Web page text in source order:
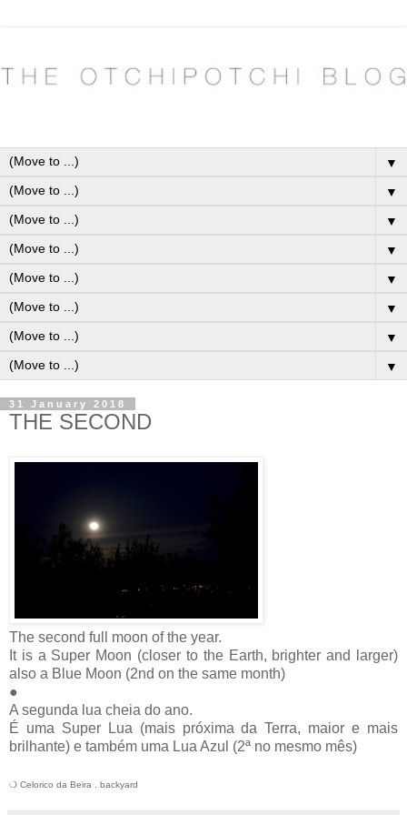
▼
▼
▼
▼
▼
▼
▼
▼
31 January 2018
THE SECOND
The second full moon of the year.
It is a Super Moon (closer to the Earth, brighter and larger)
also a Blue Moon (2nd on the same month)
●
A segunda lua cheia do ano.
É uma Super Lua (mais próxima da Terra, maior e mais
brilhante) e também uma Lua Azul (2ª no mesmo mês)
❍ Celorico da Beira . backyard